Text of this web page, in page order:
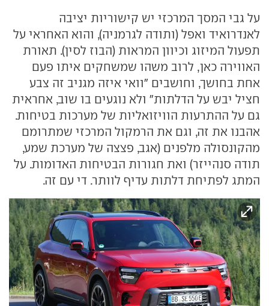
על גבי המסך המרכזי יש קישוריות יציבה
לאנדרואיד ואפל (ותודה לגרמניה), והוא האחראי על
תפעול המיזוג וכיוון המראות (הבוז לסין). תאורת
האווירה כאן, לרוב משהו שמשחקים איתו פעם
אחת בחושך, וחושבים "וואי איזה מגניב זה צבע
חציל יבש על הדלתות" ולא נוגעים בו שוב, אחראית
גם על ההתרעות הוויזואליות של מערכות בטיחות.
אהבנו את זה, וגם את הרמקול המרכזי שמתרומם
מהקונסולה מלפנים (אגב, פצצה של מערכת שמע,
תודה סנהייזר) ואת חגורות הבטיחות האדומות. על
המתג לפתיחת דלתות עדיף לוותר. די עם זה.